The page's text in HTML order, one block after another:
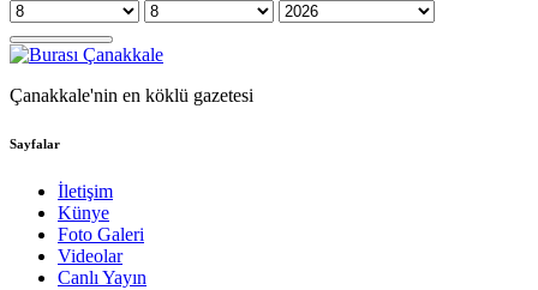
Çanakkale'nin en köklü gazetesi
Sayfalar
İletişim
Künye
Foto Galeri
Videolar
Canlı Yayın